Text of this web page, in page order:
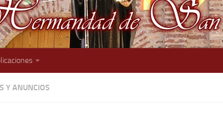
Y ANUNCIOS